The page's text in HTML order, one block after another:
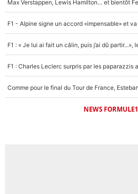
NEWS FORMULE1